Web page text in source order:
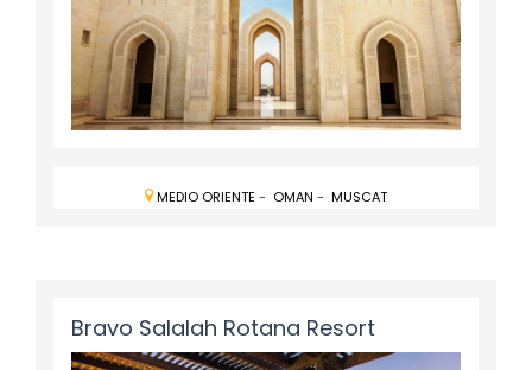
MEDIO ORIENTE - OMAN - MUSCAT
Bravo Salalah Rotana Resort